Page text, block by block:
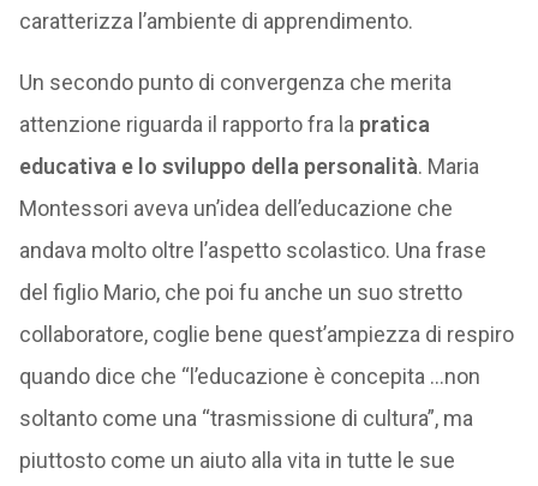
caratterizza l’ambiente di apprendimento.
Un secondo punto di convergenza che merita
attenzione riguarda il rapporto fra la pratica
educativa e lo sviluppo della personalità. Maria
Montessori aveva un’idea dell’educazione che
andava molto oltre l’aspetto scolastico. Una frase
del figlio Mario, che poi fu anche un suo stretto
collaboratore, coglie bene quest’ampiezza di respiro
quando dice che “l’educazione è concepita …non
soltanto come una “trasmissione di cultura”, ma
piuttosto come un aiuto alla vita in tutte le sue